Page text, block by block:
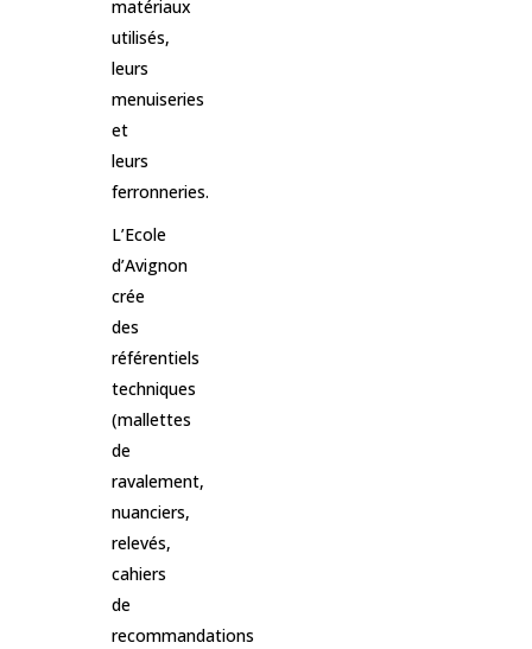
matériaux
utilisés,
leurs
menuiseries
et
leurs
ferronneries.
L’Ecole
d’Avignon
crée
des
référentiels
techniques
(mallettes
de
ravalement,
nuanciers,
relevés,
cahiers
de
recommandations